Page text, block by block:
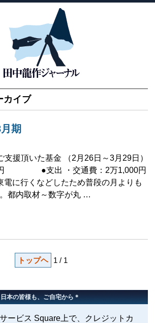
カイブ
期
支援頂いた基金 （2月26日～3月29日）
●支出 ・交通費：2万1,000円
電に行くなどしたため普段の月よりも
都内取材～数字が丸 …
トップヘ 1 / 1
本の皆様も、ご自宅から＊
ービス Square上で、クレジットカ